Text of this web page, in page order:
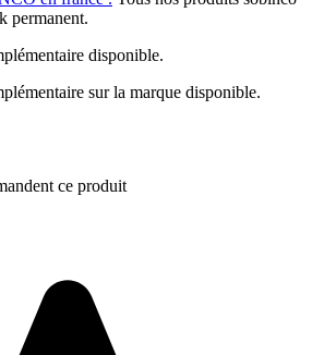
permanent.
disponible.
sur la marque disponible.
ce produit